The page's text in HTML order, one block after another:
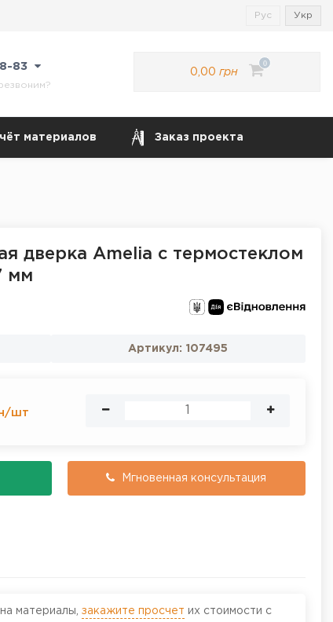
Рус Укр
83
0,00 грн
0
материалов Заказ проекта
дверка Amelia с термостеклом
мм
Артикул: 107495
/шт
Мгновенная консультация
материалы, закажите просчет их стоимости с